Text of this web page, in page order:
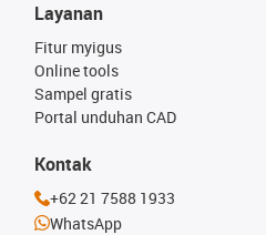
Layanan
Fitur myigus
Online tools
Sampel gratis
Portal unduhan CAD
Kontak
+62 21 7588 1933
WhatsApp